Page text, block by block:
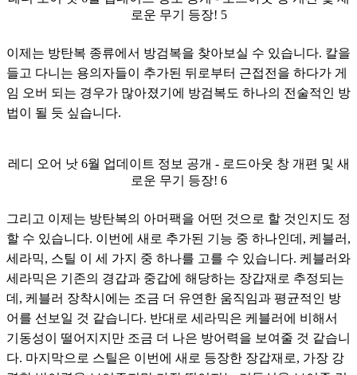
로운 무기 등장! 5
이제는 방탄복 종류에서 방검복을 찾아보실 수 있습니다. 칼을
들고 다니는 용의자들이 추가된 뒤로부터 근접전을 하다가 게
임 오버 되는 경우가 많아졌기에 방검복도 하나의 전술적인 방
법이 될 듯 싶습니다.
레디 오어 낫 6월 업데이트 정보 공개 - 로드아웃 창 개편 및 새
로운 무기 등장! 6
그리고 이제는 방탄복의 아머팩을 어떤 것으로 할 것인지도 정
할 수 있습니다. 이번에 새로 추가된 기능 중 하나인데, 케블러,
세라믹, 스틸 이 세 가지 중 하나를 고를 수 있습니다. 케블러와
세라믹은 기존의 경갑과 중갑에 해당하는 장갑재로 추정되는
데, 케블러 장착시에는 조금 더 유연한 움직임과 평균적인 방
어를 선보일 것 같습니다. 반대로 세라믹은 케블러에 비해서
기동성이 떨어지지만 조금 더 나은 방어력을 보여줄 것 같습니
다. 마지막으로 스틸은 이번에 새로 등장한 장갑재로, 가장 강